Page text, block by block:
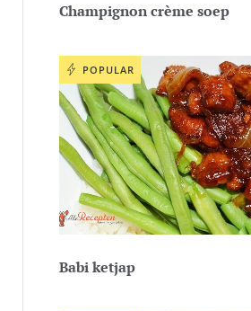
Champignon crème soep
POPULAR
Babi ketjap